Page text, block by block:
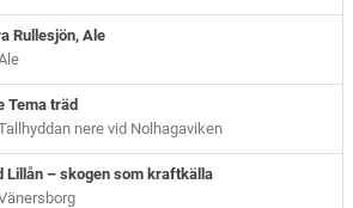
Rullesjön, Ale
Tema träd
nere vid Nolhagaviken
Lillån – skogen som kraftkälla